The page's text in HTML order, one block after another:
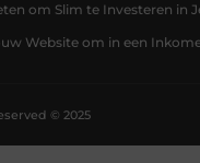
om Slim te Investeren in
Website om in een
© 2025